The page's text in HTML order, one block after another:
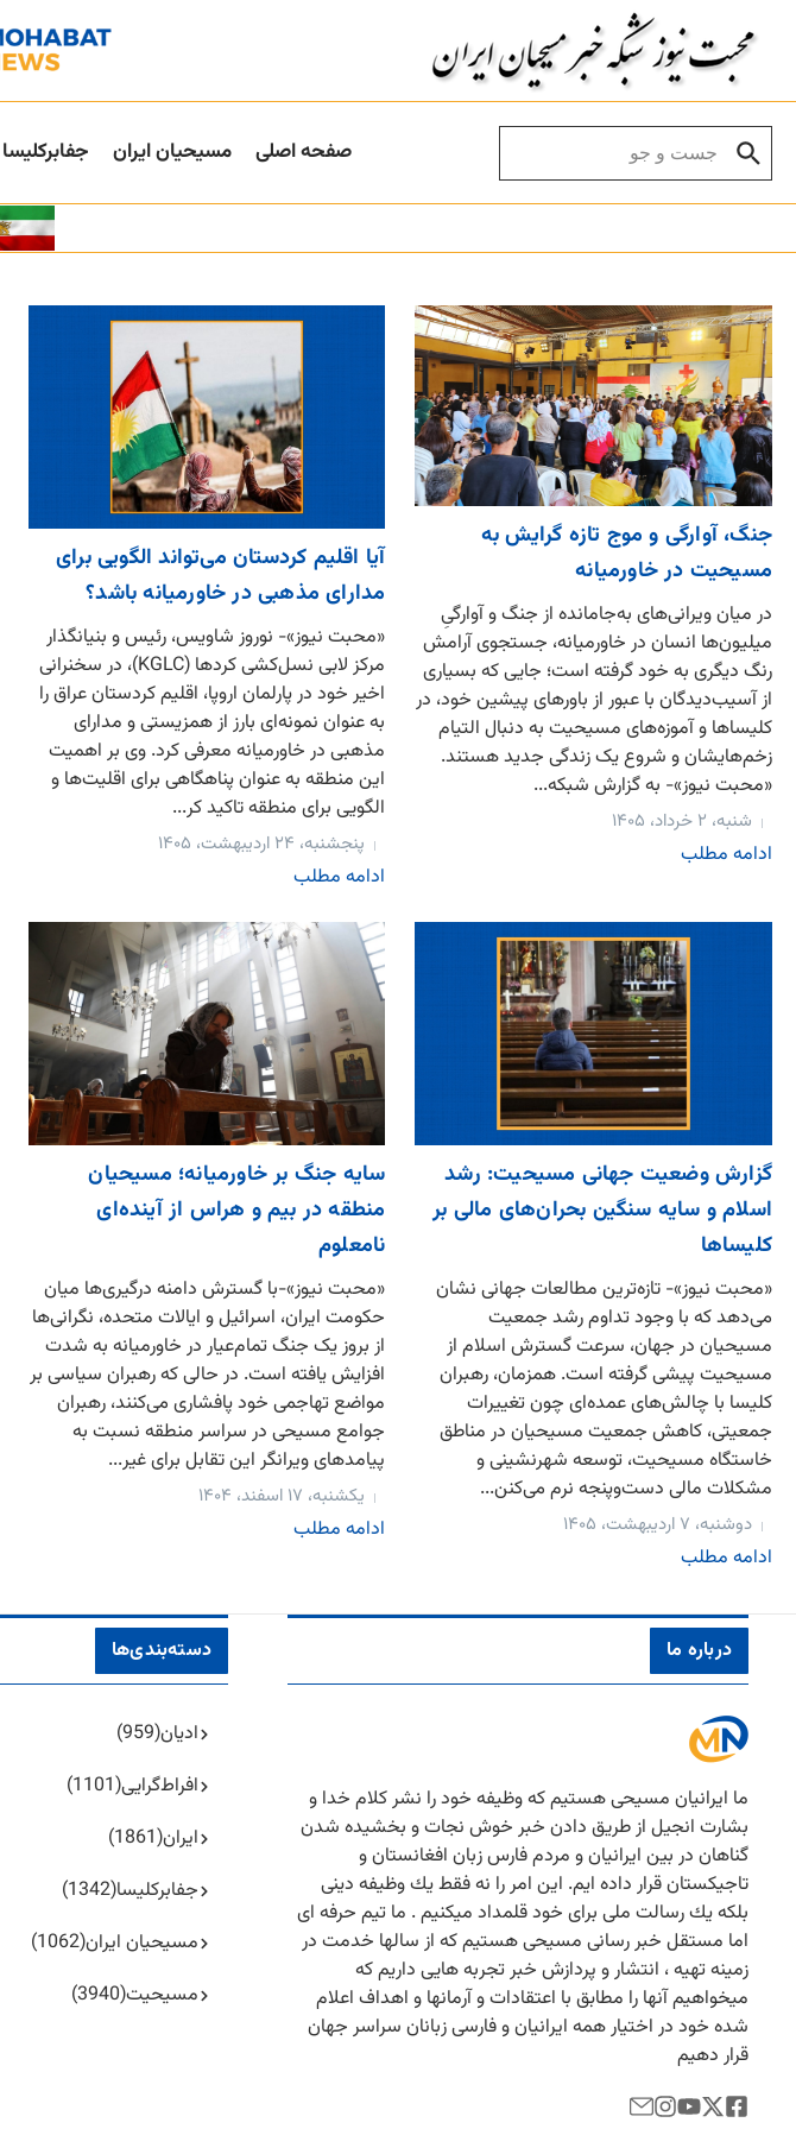
صفحه اصلی مسیحیان ایران جفا‌بر‌کلیسا
جنگ، آوارگی و موج تازه گرایش به
مسیحیت در خاورمیانه
در میان ویرانی‌های به‌جامانده از جنگ و آوارگیِ
میلیون‌ها انسان در خاورمیانه، جستجوی آرامش
رنگ دیگری به خود گرفته است؛ جایی که بسیاری
از آسیب‌دیدگان با عبور از باورهای پیشین خود، در
کلیساها و آموزه‌های مسیحیت به دنبال التیام
زخم‌هایشان و شروع یک زندگی جدید هستند.
«محبت نیوز»- به گزارش شبکه‌...
شنبه، ۲ خرداد، ۱۴۰۵
ادامه مطلب
آیا اقلیم کردستان می‌تواند الگویی برای
مدارای مذهبی در خاورمیانه باشد؟
«محبت نیوز»- نوروز شاویس، رئیس و بنیانگذار
مرکز لابی نسل‌کشی کردها (KGLC)، در سخنرانی
اخیر خود در پارلمان اروپا، اقلیم کردستان عراق را
به عنوان نمونه‌ای بارز از همزیستی و مدارای
مذهبی در خاورمیانه معرفی کرد. وی بر اهمیت
این منطقه به عنوان پناهگاهی برای اقلیت‌ها و
الگویی برای منطقه تاکید کر...
پنجشنبه، ۲۴ اردیبهشت، ۱۴۰۵
ادامه مطلب
گزارش وضعیت جهانی مسیحیت: رشد
اسلام و سایه سنگین بحران‌های مالی بر
کلیساها
«محبت نیوز»- تازه‌ترین مطالعات جهانی نشان
می‌دهد که با وجود تداوم رشد جمعیت
مسیحیان در جهان، سرعت گسترش اسلام از
مسیحیت پیشی گرفته است. همزمان، رهبران
کلیسا با چالش‌های عمده‌ای چون تغییرات
جمعیتی، کاهش جمعیت مسیحیان در مناطق
خاستگاه مسیحیت، توسعه شهرنشینی و
مشکلات مالی دست‌وپنجه نرم می‌کنن...
دوشنبه، ۷ اردیبهشت، ۱۴۰۵
ادامه مطلب
سایه جنگ بر خاورمیانه؛ مسیحیان
منطقه در بیم و هراس از آینده‌ای
نامعلوم
«محبت نیوز»-با گسترش دامنه درگیری‌ها میان
حکومت ایران، اسرائیل و ایالات متحده، نگرانی‌ها
از بروز یک جنگ تمام‌عیار در خاورمیانه به شدت
افزایش یافته است. در حالی که رهبران سیاسی بر
مواضع تهاجمی خود پافشاری می‌کنند، رهبران
جوامع مسیحی در سراسر منطقه نسبت به
پیامدهای ویرانگر این تقابل برای غیر...
یکشنبه، ۱۷ اسفند، ۱۴۰۴
ادامه مطلب
درباره ما
ما ایرانیان مسیحی هستیم كه وظیفه خود را نشر كلام خدا و
بشارت انجیل از طریق دادن خبر خوش نجات و بخشیده شدن
گناهان در بین ایرانیان و مردم فارس زبان افغانستان و
تاجیكستان قرار داده ایم. این امر را نه فقط یك وظیفه دینی
بلكه یك رسالت ملی برای خود قلمداد میكنیم . ما تیم حرفه ای
اما مستقل خبر رسانی مسیحی هستیم كه از سالها خدمت در
زمینه تهیه ، انتشار و پردازش خبر تجربه هایی داریم كه
میخواهیم آنها را مطابق با اعتقادات و آرمانها و اهداف اعلام
شده خود در اختیار همه ایرانیان و فارسی زبانان سراسر جهان
قرار دهیم
دسته‌بندی‌ها
ادیان(959)
افراط‌گرایی(1101)
ایران(1861)
جفا‌بر‌کلیسا(1342)
مسیحیان ایران(1062)
مسیحیت(3940)